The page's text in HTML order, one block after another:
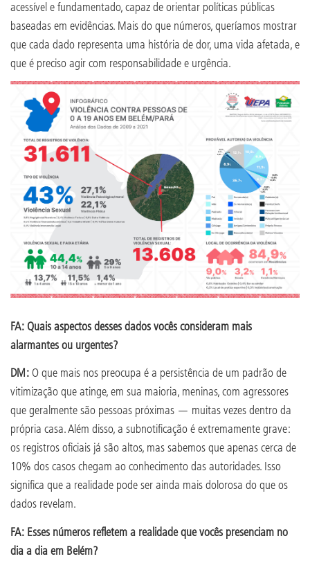
acessível e fundamentado, capaz de orientar políticas públicas
baseadas em evidências. Mais do que números, queríamos mostrar
que cada dado representa uma história de dor, uma vida afetada, e
que é preciso agir com responsabilidade e urgência.
FA: Quais aspectos desses dados vocês consideram mais
alarmantes ou urgentes?
DM: O que mais nos preocupa é a persistência de um padrão de
vitimização que atinge, em sua maioria, meninas, com agressores
que geralmente são pessoas próximas — muitas vezes dentro da
própria casa. Além disso, a subnotificação é extremamente grave:
os registros oficiais já são altos, mas sabemos que apenas cerca de
10% dos casos chegam ao conhecimento das autoridades. Isso
significa que a realidade pode ser ainda mais dolorosa do que os
dados revelam.
FA: Esses números refletem a realidade que vocês presenciam no
dia a dia em Belém?